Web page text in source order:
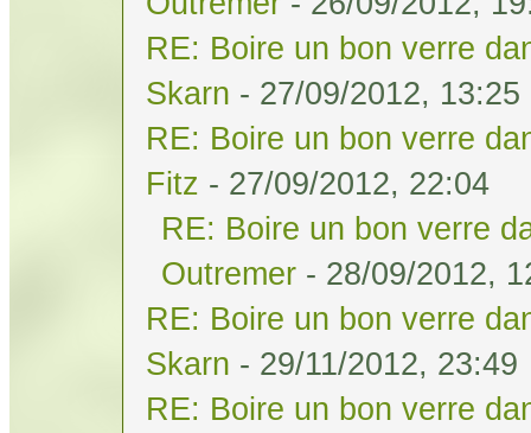
RE: Boire un bon verre
Skarn - 27/09/2012, 13:25
RE: Boire un bon verre
Fitz - 27/09/2012, 22:04
RE: Boire un bon verre
Outremer - 28/09/2012,
RE: Boire un bon verre
Skarn - 29/11/2012, 23:49
RE: Boire un bon verre